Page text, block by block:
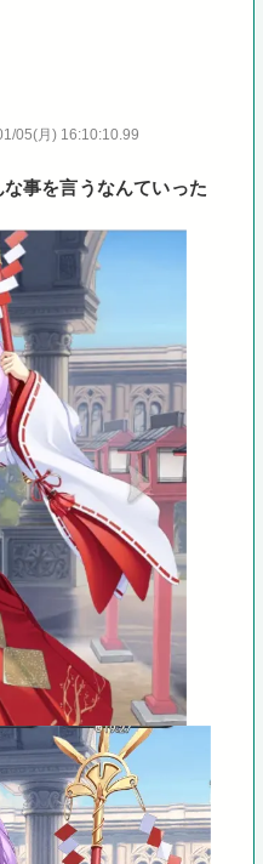
05(月) 16:10:10.99
事を言うなんていった